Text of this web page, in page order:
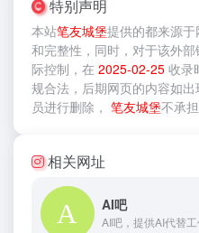
特别声明
本站笔友城堡提供的都来源
和完整性，同时，对于该外
际控制，在 2025-02-25 收录
规合法，后期网页的内容如
员进行删除， 笔友城堡不承
相关网址
AI吧